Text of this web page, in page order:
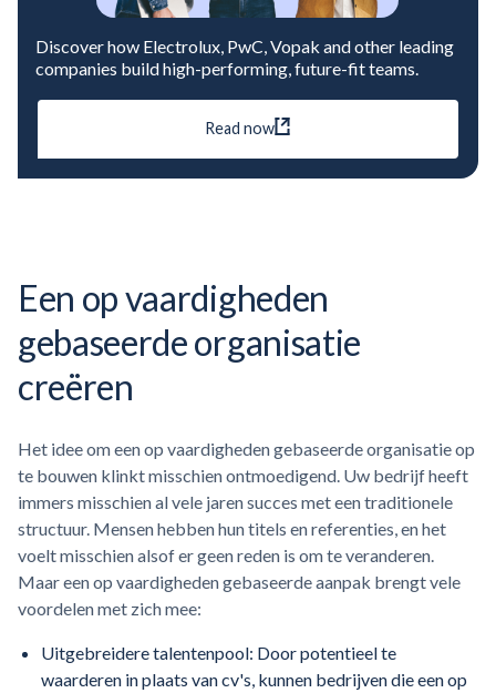
Discover how Electrolux, PwC, Vopak and other leading
companies build high-performing, future-fit teams.
Read now
Een op vaardigheden
gebaseerde organisatie
creëren
Het idee om een op vaardigheden gebaseerde organisatie op
te bouwen klinkt misschien ontmoedigend. Uw bedrijf heeft
immers misschien al vele jaren succes met een traditionele
structuur. Mensen hebben hun titels en referenties, en het
voelt misschien alsof er geen reden is om te veranderen.
Maar een op vaardigheden gebaseerde aanpak brengt vele
voordelen met zich mee:
Uitgebreidere talentenpool: Door potentieel te
waarderen in plaats van cv's, kunnen bedrijven die een op